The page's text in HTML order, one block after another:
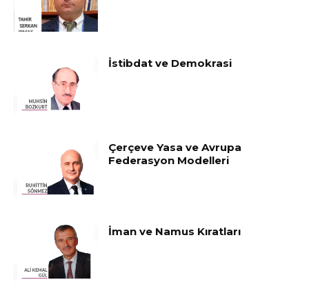
İstibdat ve Demokrasi
Çerçeve Yasa ve Avrupa
Federasyon Modelleri
İman ve Namus Kıratları